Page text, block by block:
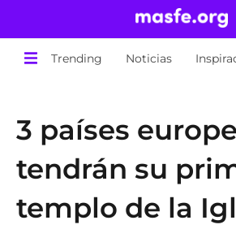
Trending Noticias
3 países
tendrán su
templo de la